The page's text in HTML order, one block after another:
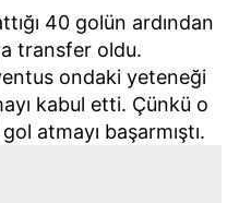
40 golün ardından
transfer oldu.
ondaki yeteneği
kabul etti. Çünkü o
atmayı başarmıştı.